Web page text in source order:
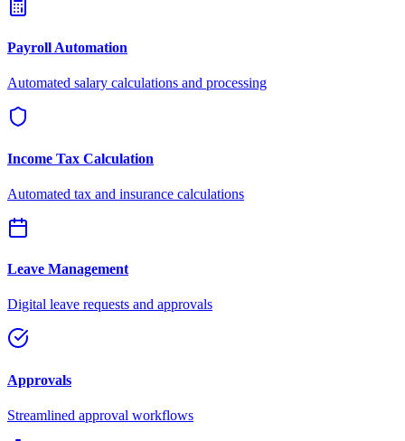
Payroll Automation
Automated salary calculations and processing
Income Tax Calculation
Automated tax and insurance calculations
Leave Management
Digital leave requests and approvals
Approvals
Streamlined approval workflows